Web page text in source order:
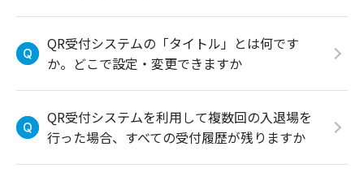
QR受付システムの「タイトル」とは何です
か。どこで設定・変更できますか
QR受付システムを利用して複数回の入退場を
行った場合、すべての受付履歴が残りますか